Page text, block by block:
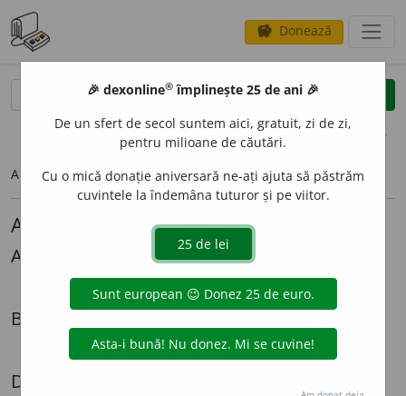
savings Donează
opțiuni
Articolul pe care îl căutați nu există.
Alte articole lingvistice
Alexandru Graur
Mi-ar *place
Biografii
Radiografia unei expatrieri - Cazul Lazăr Șăineanu
Dezbateri
🎉 dexonline® împlinește 25 de ani 🎉
De un sfert de secol suntem aici, gratuit, zi de zi,
pentru milioane de căutări.
Cu o mică donație aniversară ne-ați ajuta să păstrăm
cuvintele la îndemâna tuturor și pe viitor.